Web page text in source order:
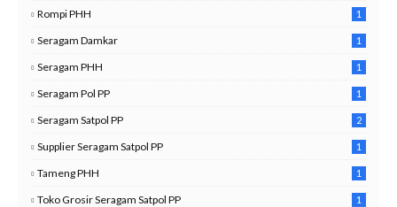
Rompi PHH 1
Seragam Damkar 1
Seragam PHH 1
Seragam Pol PP 1
Seragam Satpol PP
2
Supplier Seragam Satpol PP 1
Tameng PHH 1
Toko Grosir Seragam Satpol PP 1